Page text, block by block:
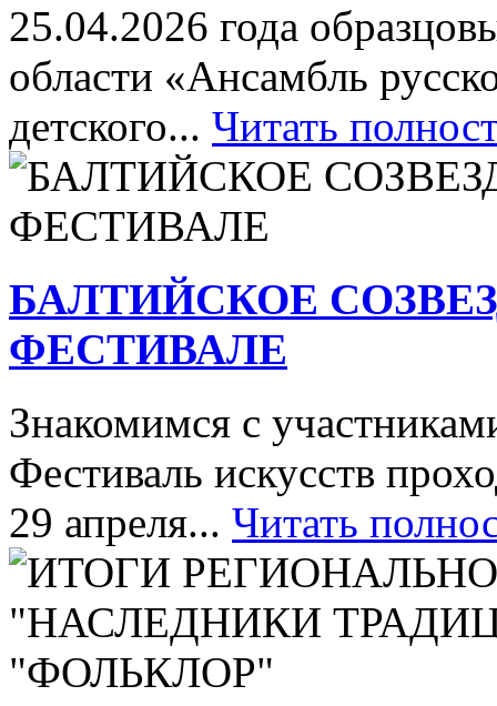
25.04.2026 года
области «Ансамбль
детского... Читать
БАЛТИЙСКОЕ
ФЕСТИВАЛЕ
Знакомимся с
Фестиваль искусств
29 апреля... Читать